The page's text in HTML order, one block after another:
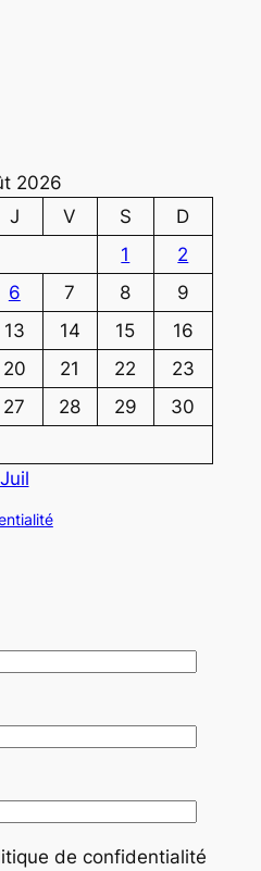
2026
J V S
D
1
2
6 7 8
9
13 14 15
16
20 21 22
23
27 28 29
30
de confidentialité